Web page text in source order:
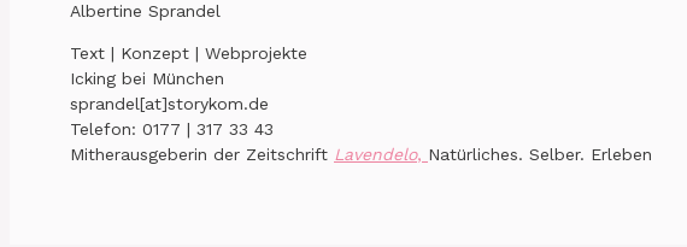
Albertine Sprandel
Text | Konzept | Webprojekte
Icking bei München
sprandel[at]storykom.de
Telefon: 0177 | 317 33 43
Mitherausgeberin der Zeitschrift Lavendelo, Natürliches. Selber. Erleben